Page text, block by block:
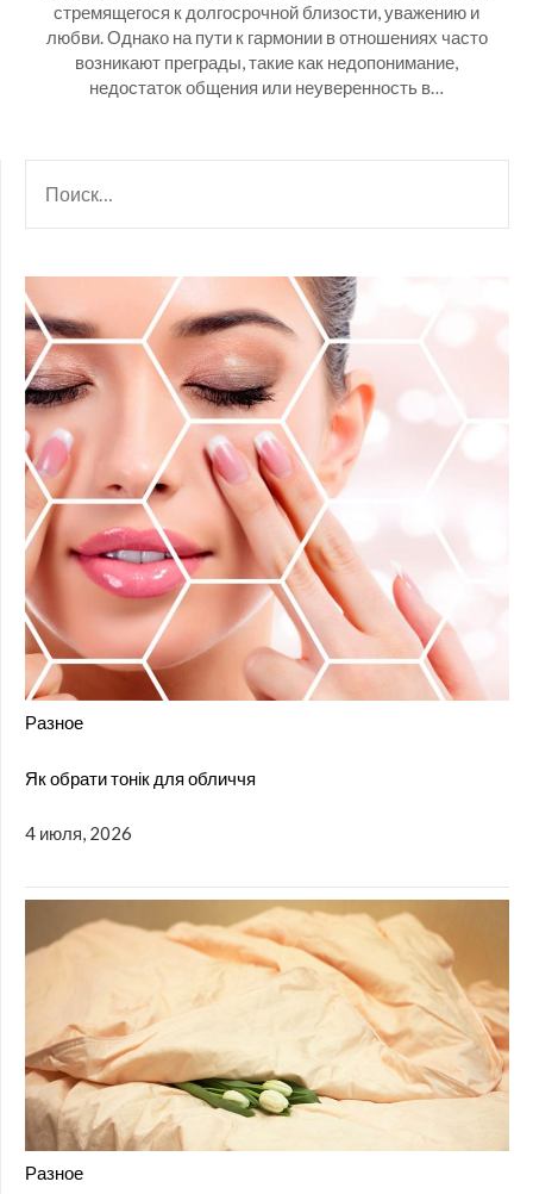
стремящегося к долгосрочной близости, уважению и
любви. Однако на пути к гармонии в отношениях часто
возникают преграды, такие как недопонимание,
недостаток общения или неуверенность в…
Разное
Як обрати тонік для обличчя
4 июля, 2026
Разное